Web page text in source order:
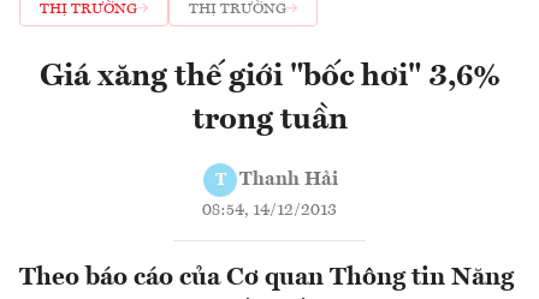
THỊ TRƯỜNG THỊ TRƯỜNG
Giá xăng thế giới "bốc hơi" 3,6%
trong tuần
T Thanh Hải
08:54, 14/12/2013
Theo báo cáo của Cơ quan Thông tin Năng